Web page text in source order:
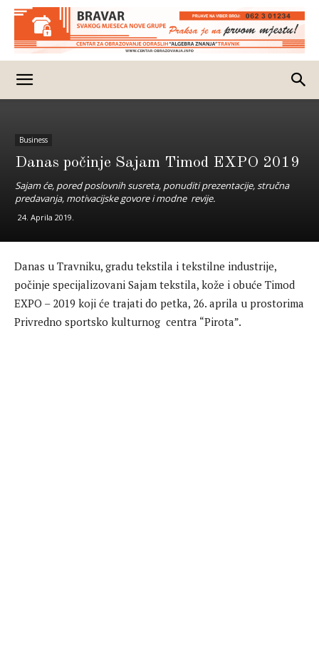
Business
Danas počinje Sajam Timod EXPO 2019
Sajam će, pored poslovnih susreta, ponuditi prezentacije, stručna
predavanja, motivacijske govore i modne revije.
24. Aprila 2019.
Danas u Travniku, gradu tekstila i tekstilne industrije,
počinje specijalizovani Sajam tekstila, kože i obuće Timod
EXPO – 2019 koji će trajati do petka, 26. aprila u prostorima
Privredno sportsko kulturnog centra “Pirota”.